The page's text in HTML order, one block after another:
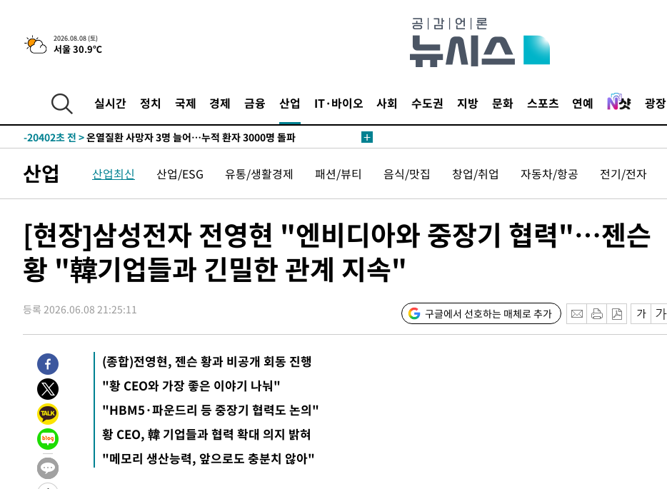
2026.08.08 (토)
서울 30.9℃
실시간 정치 국제 경제 금융 산업 IT·바이오 사회 수도권 지방 문화 스포츠 연예 광장
것"
-28607초 전 >[속보]與 당대표 경선, 제주·인천 권리당원 투표 김민석 승리
-22381초 전 >낮 최고 35도 '무더위'…동해안 시간당 30㎜ '강한 비'[내일날씨]
틀레티코 이적"
-21433초 전 >
수도권 40도 육박 '펄펄'…동해안 일부 지역엔 호의주의보
-20402초 전 >
-14347초 전 >강릉에 시간당 81.4㎜ 물폭탄…도로 잠기고 담벼락 붕괴
-8164초 전 >
선재도서 해루질 나섰다 실종 60대, 닷새 만에 숨진 채 발견
-5698초 전 >남자 농구, 나고야 아시안게임서 '홈팀' 일본과 한일전
-1301초 전 >극한폭염 한풀 꺾이지만…'낮 최고 35도' 무더위, 열대야 계속[다음
주 날씨]
28분 전 >축구협회 "압수수색·성접대 논란 사과…쇄신의 기회로 삼겠다"
52분 전 >
[속보]'압수수색·성접대 논란' 축구협회 "실망과 걱정 안겨드려 죄송"
5시간 전 >[속보]뉴욕증시 상승 마감…S&P 0.6% 나스닥 1.3%↑
-29923초 전 >[속보]與최고위원 제주·인천 순회경선…박선원·최민희·서미화·
한민수·김용 순
-29876초 전 >
[속보]김민석, 與 전대 당원투표 누적 득표율 45.42%로 1위… 정
청래 44.56%
-29158초 전 >
[속보]與 대표 경선 제주·인천 당원투표…金 47.75%·鄭
42.08%·宋 10.17%
-28692초 전 >
것"
-28627초 전 >
[속보]與 당대표 경선, 제주·인천 권리당원 투표 김민석 승리
-22401초 전 >
낮 최고 35도 '무더위'…동해안 시간당 30㎜ '강한 비'[내일날씨]
-21671초 전 >
[속보]이강인 "감독님이 원하는 마음 느꼈고, 많은 트로피 원해 아
틀레티코 이적"
-21453초 전 >
산업 산업최신 산업/ESG 유통/생활경제 패션/뷰티 음식/맛집 창업/취업 자동차/항공 전기/전자
[현장]삼성전자 전영현 "엔비디아와 중장기 협력"…젠슨
황 "韓기업들과 긴밀한 관계 지속"
등록 2026.06.08 21:25:11 구글에서 선호하는 매체로 추가
(종합)전영현, 젠슨 황과 비공개 회동 진행
"황 CEO와 가장 좋은 이야기 나눠"
"HBM5·파운드리 등 중장기 협력도 논의"
황 CEO, 韓 기업들과 협력 확대 의지 밝혀
"메모리 생산능력, 앞으로도 충분치 않아"